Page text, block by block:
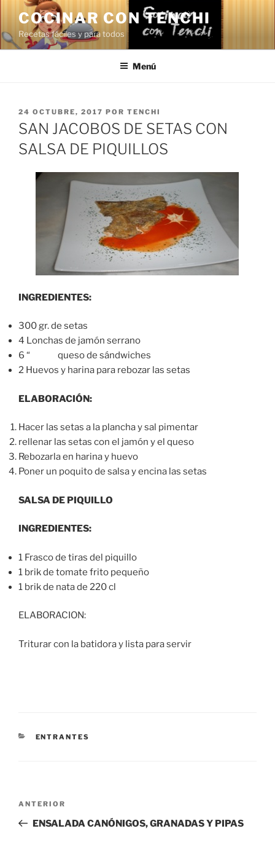
Saltar
contenido
COCINAR CON TENCHI
Recetas fáciles y para todos
Menú
PUBLICADO
EL
24 OCTUBRE, 2017 POR TENCHI
SAN JACOBOS DE SETAS CON
SALSA DE PIQUILLOS
INGREDIENTES:
300 gr. de setas
4 Lonchas de jamón serrano
6 “ queso de sándwiches
2 Huevos y harina para rebozar las setas
ELABORACIÓN:
Hacer las setas a la plancha y sal pimentar
rellenar las setas con el jamón y el queso
Rebozarla en harina y huevo
Poner un poquito de salsa y encina las setas
SALSA DE PIQUILLO
INGREDIENTES:
1 Frasco de tiras del piquillo
1 brik de tomate frito pequeño
1 brik de nata de 220 cl
ELABORACION:
Triturar con la batidora y lista para servir
CATEGORÍAS
ENTRANTES
entradas
Entrada
anterior:
ANTERIOR
ENSALADA CANÓNIGOS, GRANADAS Y PIPAS